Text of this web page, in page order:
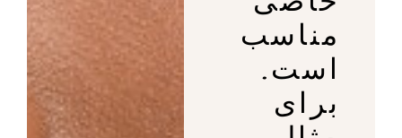
مناسب
است.
برای